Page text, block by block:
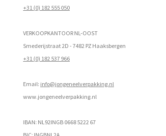
+31 (0) 182 555 050
VERKOOPKANTOOR NL-OOST
Smederijstraat 2D - 7482 PZ Haaksbergen
+31 (0) 182 537 966
Email: info@jongeneelverpakking.nl
www.jongeneelverpakking.nl
IBAN: NL92INGB 0668 5222 67